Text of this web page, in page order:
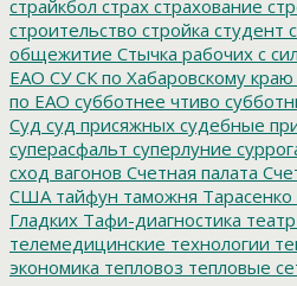
страйкбол страх страхование
строительство стройка студент
общежитие Стычка рабочих с
ЕАО СУ СК по Хабаровскому
по ЕАО субботнее чтиво
Суд суд присяжных судебные
суперасфальт суперлуние
сход вагонов Счетная палата
США тайфун таможня Тарасенко
Гладких Тафи-диагностика театр
телемедицинские технологии
экономика тепловоз тепловые